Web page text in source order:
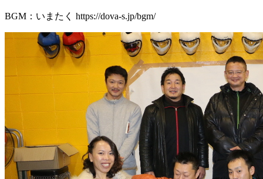
BGM：いまたく https://dova-s.jp/bgm/